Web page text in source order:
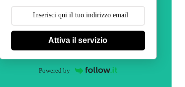
Attiva il servizio
Powered by